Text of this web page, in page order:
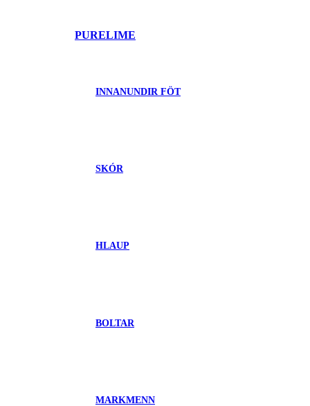
PURELIME
INNANUNDIR FÖT
SKÓR
HLAUP
BOLTAR
MARKMENN